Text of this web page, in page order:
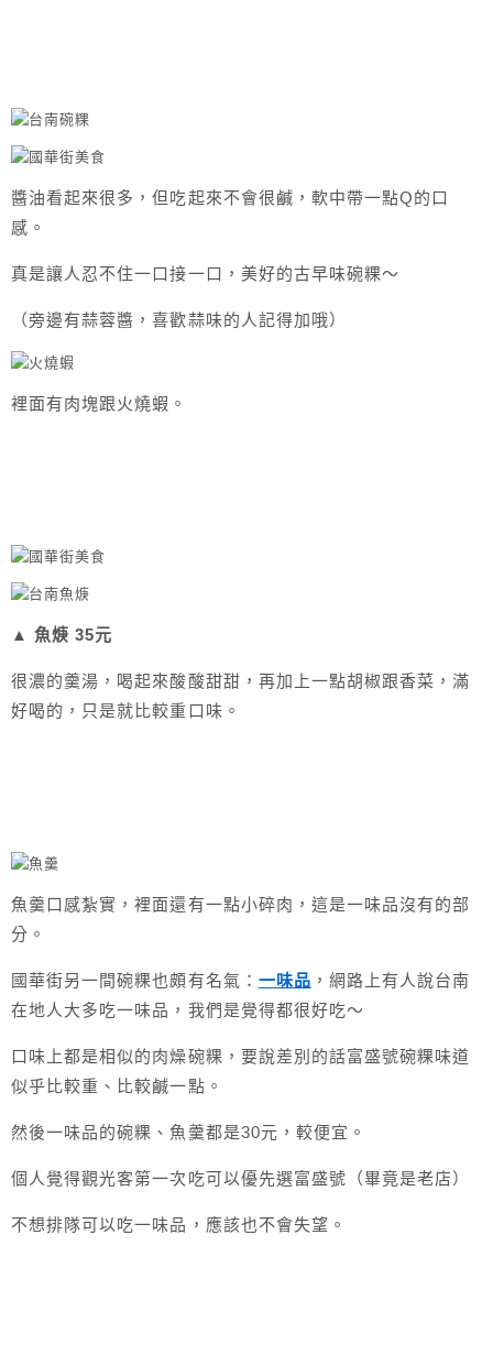
醬油看起來很多，但吃起來不會很鹹，軟中帶一點Q的口
感。
真是讓人忍不住一口接一口，美好的古早味碗粿～
（旁邊有蒜蓉醬，喜歡蒜味的人記得加哦）
裡面有肉塊跟火燒蝦。
▲ 魚焿 35元
很濃的羹湯，喝起來酸酸甜甜，再加上一點胡椒跟香菜，滿
好喝的，只是就比較重口味。
魚羹口感紮實，裡面還有一點小碎肉，這是一味品沒有的部
分。
國華街另一間碗粿也頗有名氣： 一味品 ，網路上有人說台南
在地人大多吃一味品，我們是覺得都很好吃～
口味上都是相似的肉燥碗粿，要說差別的話富盛號碗粿味道
似乎比較重、比較鹹一點。
然後一味品的碗粿、魚羹都是30元，較便宜。
個人覺得觀光客第一次吃可以優先選富盛號（畢竟是老店）
不想排隊可以吃一味品，應該也不會失望。